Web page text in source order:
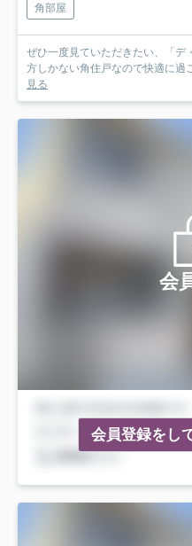
角部屋
ぜひ一度見ていただきたい、「デ
方しかない角住戸なので快適に過
見る
会
会員登録をし